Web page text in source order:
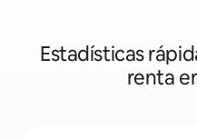
Estadísticas
renta